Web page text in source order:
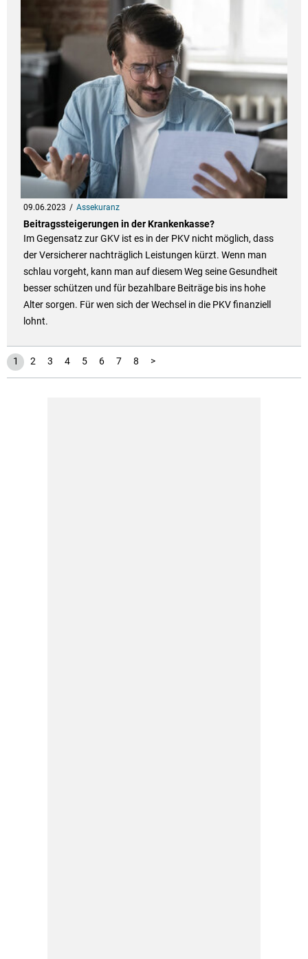
09.06.2023 Assekuranz
Beitragssteigerungen in der Krankenkasse?
Im Gegensatz zur GKV ist es in der PKV nicht möglich, dass
der Versicherer nachträglich Leistungen kürzt. Wenn man
schlau vorgeht, kann man auf diesem Weg seine Gesundheit
besser schützen und für bezahlbare Beiträge bis ins hohe
Alter sorgen. Für wen sich der Wechsel in die PKV finanziell
lohnt.
1 2 3 4 5 6 7 8 >